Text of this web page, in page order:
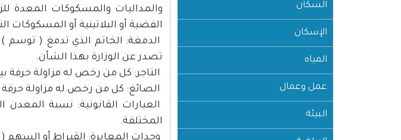
السكان
الإسكان
المياه
عمل وعمال
البيئة
والمداليات والمسكوكات المعدة
الفضية أو البلاتينية أو المسكوكات
الدمغة: الخاتم الذي تدمغ ( توسم )
تصدر عن الوزارة بهذا الشأن.
التاجر: كل من رخص له مزاولة حرفة
الصائغ: كل من رخص له مزاولة
العيارات القانونية: نسبة
المختلفة.